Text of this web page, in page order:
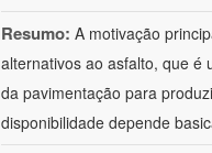
Resumo: A motivação
alternativos ao asfalto, que é
da pavimentação para
disponibilidade depende